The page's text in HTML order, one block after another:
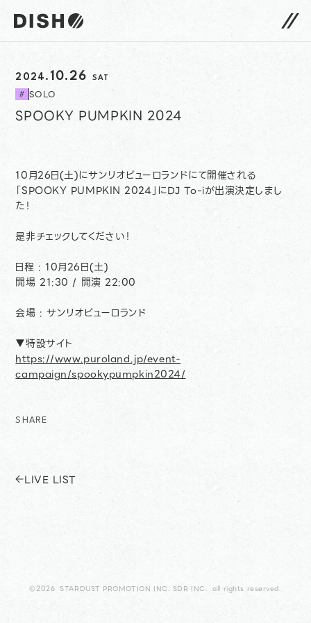
DISH// サイトトップへ
2024. 10.26 SAT
# SOLO
SPOOKY PUMPKIN 2024
10月26日(土)にサンリオピューロランドにて開催される
「SPOOKY PUMPKIN 2024」にDJ To-iが出演決定しまし
た！
是非チェックしてください！
日程 : 10月26日(土)
開場 21:30 / 開演 22:00
会場 : サンリオピューロランド
▼特設サイト
https://www.puroland.jp/event-
campaign/spookypumpkin2024/
SHARE
LIVE LIST
©2026 STARDUST PROMOTION INC. SDR INC. all rights reserved.